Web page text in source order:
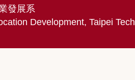
發展系
Development, Taipei Tech